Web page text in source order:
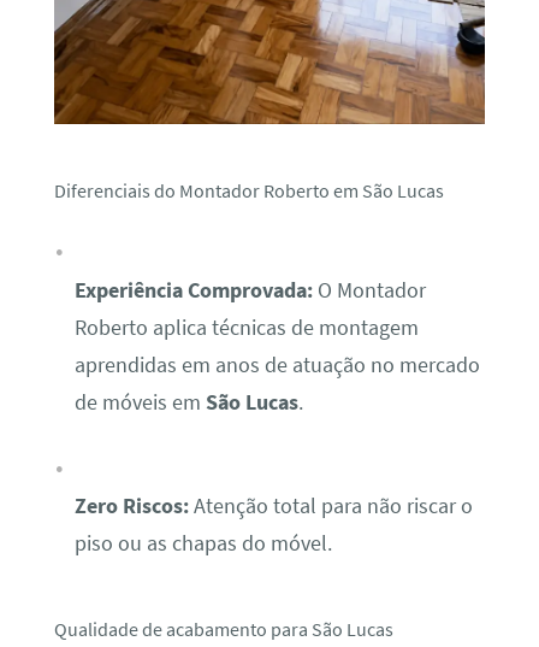
Diferenciais do Montador Roberto em São Lucas
Experiência Comprovada:O Montador
Roberto aplica técnicas de montagem
aprendidas em anos de atuação no mercado
de móveis em São Lucas.
Zero Riscos:Atenção total para não riscar o
piso ou as chapas do móvel.
Qualidade de acabamento para São Lucas